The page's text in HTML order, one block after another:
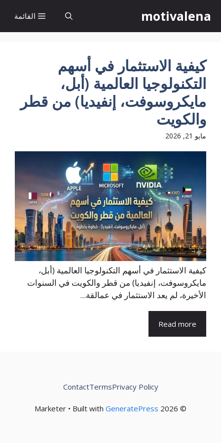
إلى
المحتوى
motivalena القائمة
كيفية الاستثمار في أسهم
التكنولوجيا العالمية (أبل،
مايكروسوفت، إنفيديا) من قطر
والكويت
مايو 21, 2026
كيفية الاستثمار في أسهم التكنولوجيا العالمية (أبل،
مايكروسوفت، إنفيديا) من قطر والكويت في السنوات
الأخيرة، لم يعد الاستثمار في عمالقة...
Read more
© 2026 Marketer • Built with
GeneratePress
Privacy Policy
Terms
Contact